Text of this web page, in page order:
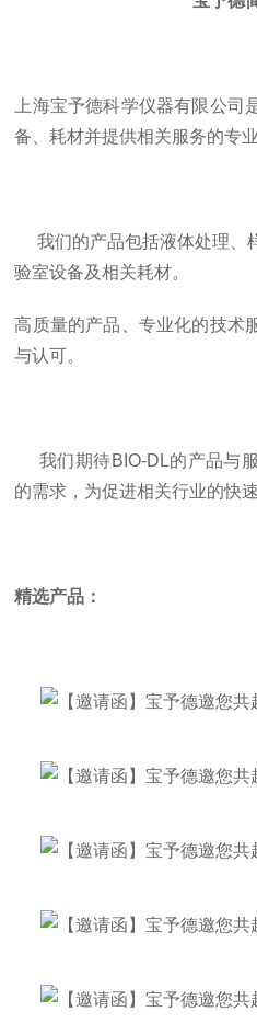
上海宝予德科学仪器有限公
备、耗材并提供相关服务的专
我们的产品包括液体处理、
验室设备及相关耗材。
高质量的产品、专业化的技术
与认可。
我们期待BIO-DL的产品与
的需求，为促进相关行业的快
精选产品：